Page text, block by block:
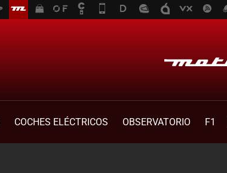
COCHES ELÉCTRICOS OBSERVATORIO F1